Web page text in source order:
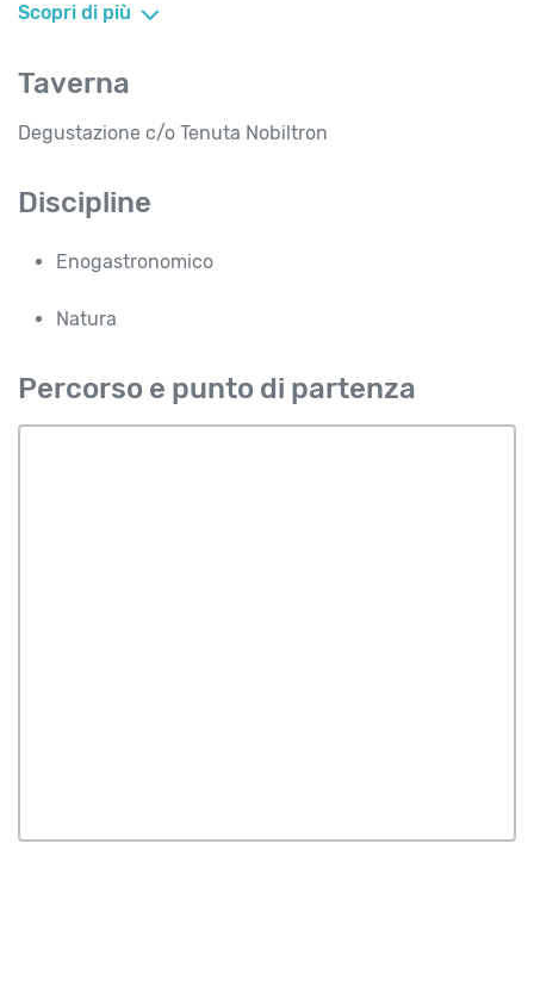
Scopri di più
Taverna
Degustazione c/o Tenuta Nobiltron
Discipline
Enogastronomico
Natura
Percorso e punto di partenza